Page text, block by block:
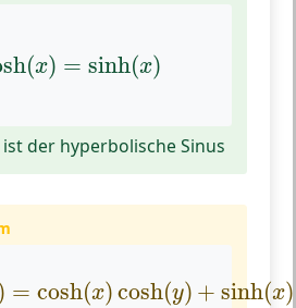
(x) = sinh(x)
der hyperbolische Sinus
= cosh(x)cosh(y) + sinh(x)
cosh(x)cosh(y)+ sinh(x)